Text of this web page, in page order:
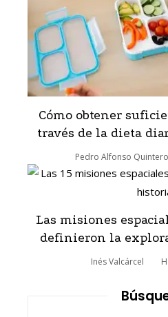
Cómo obtener
través de la dieta
Pedro Alfonso Quintero
Las misiones
definieron la
Inés Valcárcel